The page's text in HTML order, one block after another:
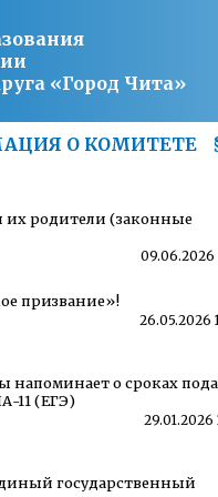
«Город Чита»
О КОМИТЕТЕ
их родители (законные
09.06.2026
призвание»!
26.05.2026
напоминает о сроках
11 (ЕГЭ)
29.01.2026
государственный